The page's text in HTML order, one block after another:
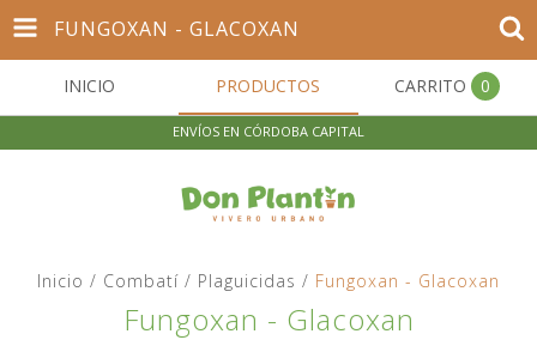
FUNGOXAN - GLACOXAN
INICIO PRODUCTOS CARRITO 0
ENVÍOS EN CÓRDOBA CAPITAL
Inicio / Combatí / Plaguicidas / Fungoxan - Glacoxan
Fungoxan - Glacoxan